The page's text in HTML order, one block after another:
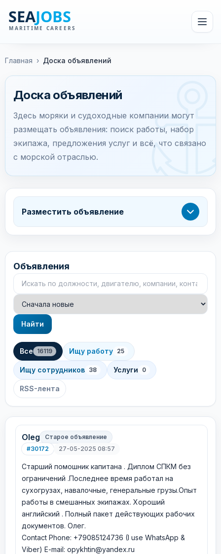
Главная › Доска объявлений
Доска объявлений
Здесь моряки и судоходные компании могут
размещать объявления: поиск работы, набор
экипажа, предложения услуг и всё, что связано
с морской отраслью.
Разместить объявление
Объявления
Поиск объявлений
Сортировка
Найти
Все 16119 Ищу работу 25
Ищу сотрудников 38 Услуги 0
RSS-лента
Oleg
Старое объявление
#30172
27-05-2025 08:57
Cтарший помошник капитана . Диплом СПКМ без
ограничений .Последнее время работал на
сухогрузах, навалочные, генеральные грузы.Опыт
работы в смешанных экипажах. Хороший
английский . Полный пакет действующих рабочих
документов. Олег.
Сontact Phone: +79085124736 (I use WhatsApp &
Viber) E-mail: opykhtin@yandex.ru